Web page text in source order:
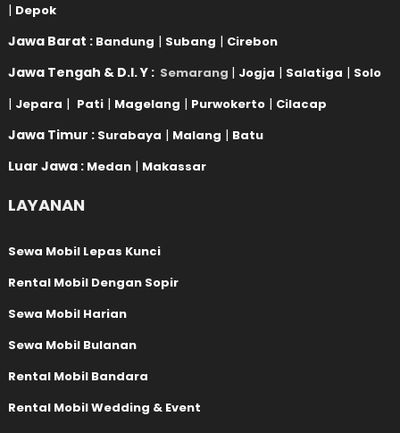
| Depok
Jawa Barat : Bandung | Subang | Cirebon
Jawa Tengah & D.I. Y : Semarang | Jogja | Salatiga | Solo
| Jepara | Pati | Magelang | Purwokerto | Cilacap
Jawa Timur : Surabaya | Malang | Batu
Luar Jawa : Medan | Makassar
LAYANAN
Sewa Mobil Lepas Kunci
Rental Mobil Dengan Sopir
Sewa Mobil Harian
Sewa Mobil Bulanan
Rental Mobil Bandara
Rental Mobil Wedding & Event